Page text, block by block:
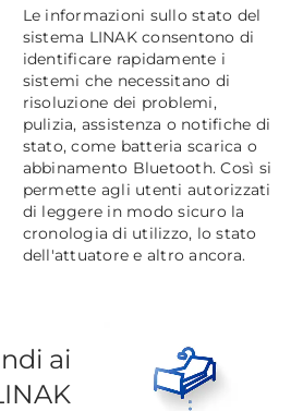
Le informazioni sullo stato del
sistema LINAK consentono di
identificare rapidamente i
sistemi che necessitano di
risoluzione dei problemi,
pulizia, assistenza o notifiche di
stato, come batteria scarica o
abbinamento Bluetooth. Così si
permette agli utenti autorizzati
di leggere in modo sicuro la
cronologia di utilizzo, lo stato
dell'attuatore e altro ancora.
ai